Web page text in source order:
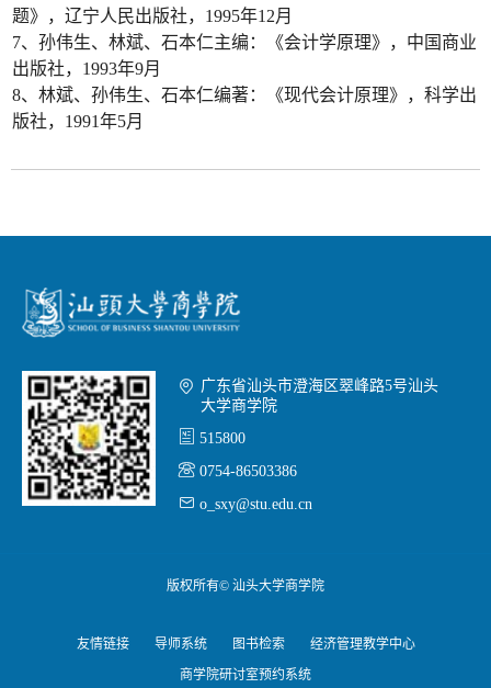
题》，辽宁人民出版社，1995年12月
7、孙伟生、林斌、石本仁主编：《会计学原理》，中国商业
出版社，1993年9月
8、林斌、孙伟生、石本仁编著：《现代会计原理》，科学出
版社，1991年5月
 广东省汕头市澄海区翠峰路5号汕头
大学商学院
 515800
 0754-86503386
 o_sxy@stu.edu.cn
版权所有© 汕头大学商学院
友情链接 导师系统 图书检索
经济管理教学中心
商学院研讨室预约系统